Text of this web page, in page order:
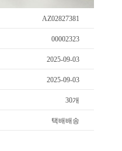
AZ02827381
00002323
2025-09-03
2025-09-03
30개
택배배송